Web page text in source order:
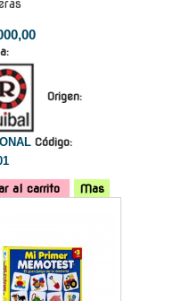
Origen:
Código:
al carrito
Mas